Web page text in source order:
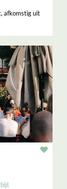
afkomstig uit